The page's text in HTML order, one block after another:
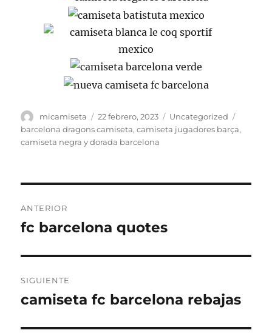
Autor
micamiseta
Publicado
el
22 febrero, 2023 Categorías
Uncategorized
barcelona dragons camiseta,camiseta jugadores barça,
camiseta negra y dorada barcelona
de
ANTERIOR
Entrada
fc barcelona quotes
SIGUIENTE
Entrada
camiseta fc barcelona rebajas